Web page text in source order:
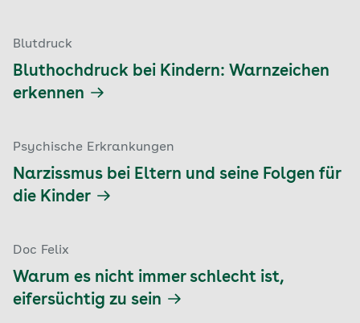
Blutdruck
Bluthochdruck bei Kindern: Warnzeichen
erkennen
Psychische Erkrankungen
Narzissmus bei Eltern und seine Folgen für
die Kinder
Doc Felix
Warum es nicht immer schlecht ist,
eifersüchtig zu sein